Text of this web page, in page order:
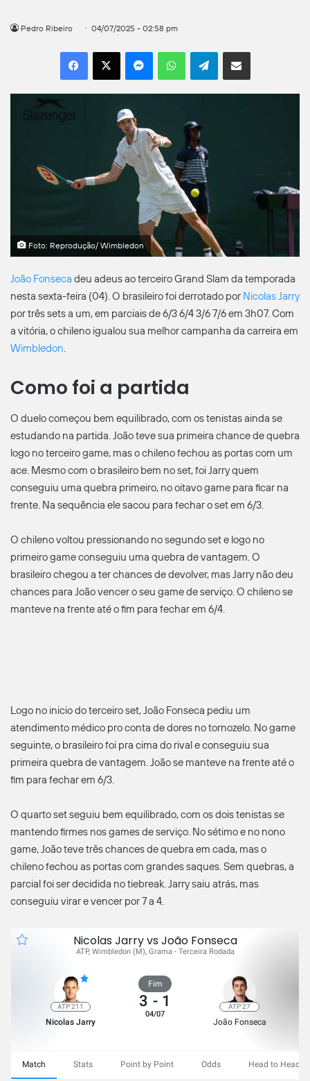
Pedro Ribeiro 04/07/2025 - 02:58 pm
Facebook
X MessengerWhatsAppTelegramCompartilhar por e-mail
Foto: Reprodução/ Wimbledon
João Fonseca deu adeus ao terceiro Grand Slam da temporada
nesta sexta-feira (04). O brasileiro foi derrotado por Nicolas Jarry
por três sets a um, em parciais de 6/3 6/4 3/6 7/6 em 3h07. Com
a vitória, o chileno igualou sua melhor campanha da carreira em
Wimbledon.
Como foi a partida
O duelo começou bem equilibrado, com os tenistas ainda se
estudando na partida. João teve sua primeira chance de quebra
logo no terceiro game, mas o chileno fechou as portas com um
ace. Mesmo com o brasileiro bem no set, foi Jarry quem
conseguiu uma quebra primeiro, no oitavo game para ficar na
frente. Na sequência ele sacou para fechar o set em 6/3.
O chileno voltou pressionando no segundo set e logo no
primeiro game conseguiu uma quebra de vantagem. O
brasileiro chegou a ter chances de devolver, mas Jarry não deu
chances para João vencer o seu game de serviço. O chileno se
manteve na frente até o fim para fechar em 6/4.
Logo no inicio do terceiro set, João Fonseca pediu um
atendimento médico pro conta de dores no tornozelo. No game
seguinte, o brasileiro foi pra cima do rival e conseguiu sua
primeira quebra de vantagem. João se manteve na frente até o
fim para fechar em 6/3.
O quarto set seguiu bem equilibrado, com os dois tenistas se
mantendo firmes nos games de serviço. No sétimo e no nono
game, João teve três chances de quebra em cada, mas o
chileno fechou as portas com grandes saques. Sem quebras, a
parcial foi ser decidida no tiebreak. Jarry saiu atrás, mas
conseguiu virar e vencer por 7 a 4.
Nicolas Jarry vs João Fonseca
ATP, Wimbledon (M), Grama - Terceira Rodada
ATP 211
Nicolas Jarry
Fim
3 - 1
04/07
ATP 27
João Fonseca
Match Stats Point by Point Odds Head to Head